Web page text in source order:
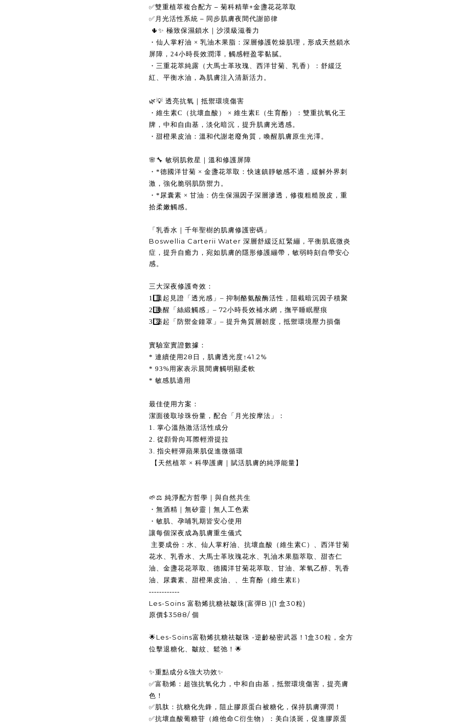
✅雙重植萃複合配方 – 菊科精華+金盞花花萃取
✅ 月光活性系統 – 同步肌膚夜間代謝節律
🌵✨ 極致保濕鎖水｜沙漠級滋養力
・仙人掌籽油 × 乳油木果脂：深層修護乾燥肌理，形成天然鎖水
屏障，24小時長效潤澤，觸感輕盈零黏膩。
・三重花萃純露（大馬士革玫瑰、西洋甘菊、乳香）：舒緩泛
紅、平衡水油，為肌膚注入清新活力。
🌿💡 透亮抗氧｜抵禦環境傷害
・維生素C（抗壞血酸） × 維生素E（生育酚）：雙重抗氧化王
牌，中和自由基，淡化暗沉，提升肌膚光透感。
・甜橙果皮油：溫和代謝老廢角質，喚醒肌膚原生光澤。
🌸🔧 敏弱肌救星｜溫和修護屏障
・*德國洋甘菊 × 金盞花萃取：快速鎮靜敏感不適，緩解外界刺
激，強化脆弱肌防禦力。
・*尿囊素 × 甘油：仿生保濕因子深層滲透，修復粗糙脫皮，重
拾柔嫩觸感。
「乳香水｜千年聖樹的肌膚修護密碼」
Boswellia Carterii Water 深層舒緩泛紅緊繃，平衡肌底微炎
症，提升自癒力，宛如肌膚的隱形修護繃帶，敏弱時刻自帶安心
感。
三大深夜修護奇效：
1️ 晨起見證「透光感」– 抑制酪氨酸酶活性，阻截暗沉因子積聚
2️ 喚醒「絲緞觸感」– 72小時長效補水網，撫平睡眠壓痕
3️ 築起「防禦金鐘罩」– 提升角質層韌度，抵禦環境壓力損傷
實驗室實證數據：
* 連續使用 28 日，肌膚透光度↑ 41.2%
* 93%用家表示晨間膚觸明顯柔軟
* 敏感肌適用
最佳使用方案：
潔面後取珍珠份量，配合「月光按摩法」：
1. 掌心溫熱激活活性成分
2. 從顴骨向耳際輕滑提拉
3. 指尖輕彈蘋果肌促進微循環
【天然植萃 × 科學護膚｜賦活肌膚的純淨能量】
🌱⚖️ 純淨配方哲學｜與自然共生
・無酒精｜無矽靈｜無人工色素
・敏肌、孕哺乳期皆安心使用
讓每個深夜成為肌膚重生儀式
主要成份：水、仙人掌籽油、抗壞血酸（維生素C） 、 西洋甘菊
花水、乳香水、大馬士革玫瑰花水、乳油木果脂萃取、甜杏仁
油、金盞花花萃取、德國洋甘菊花萃取、甘油、苯氧乙醇、乳香
油、尿囊素、甜橙果皮油、、生育酚（維生素E）
------------
Les-Soins 富勒烯抗糖祛皺珠(富彈B )(1 盒30粒)
原價$3588/ 個
🌟Les-Soins富勒烯抗糖祛皺珠 -逆齡秘密武器！1盒30粒，全方
位擊退糖化、皺紋、鬆弛！ 🌟
✨重點成分&強大功效✨
✅富勒烯：超強抗氧化力，中和自由基，抵禦環境傷害，提亮膚
色！
✅肌肽：抗糖化先鋒，阻止膠原蛋白被糖化，保持肌膚彈潤！
✅抗壞血酸葡糖苷（維他命C衍生物）：美白淡斑，促進膠原蛋